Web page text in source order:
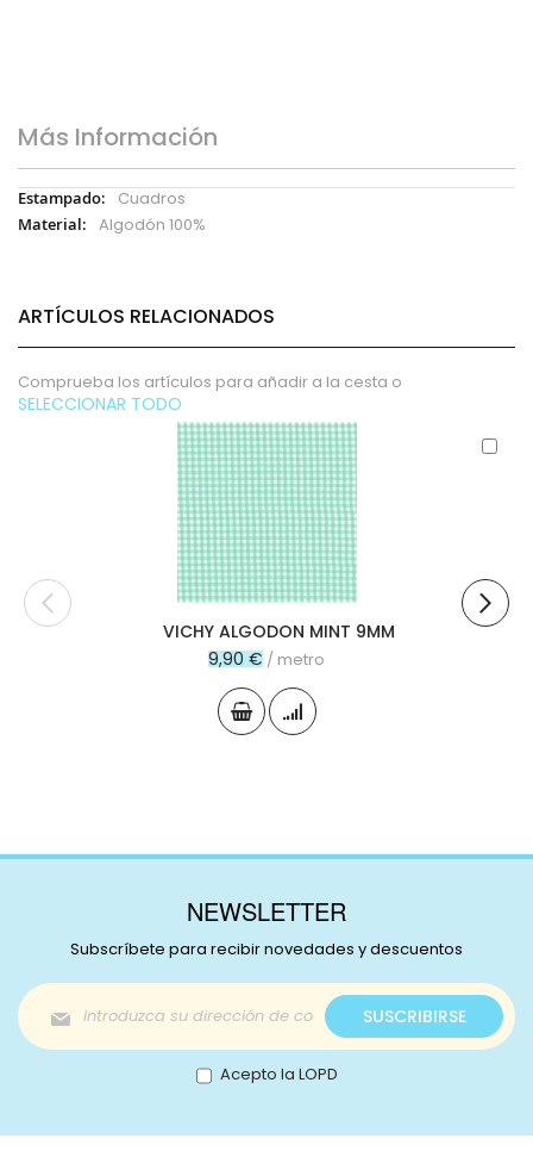
Más Información
Más
Información
Cuadros
Algodón 100%
ARTÍCULOS RELACIONADOS
Comprueba los artículos para añadir a la cesta o
SELECCIONAR TODO
VICHY ALGODON MINT 9MM
9,90 € / metro
NEWSLETTER
Subscríbete para recibir novedades y descuentos
Inscríbase
a
nuestro
boletín
de
SUSCRIBIRSE
Acepto la LOPD